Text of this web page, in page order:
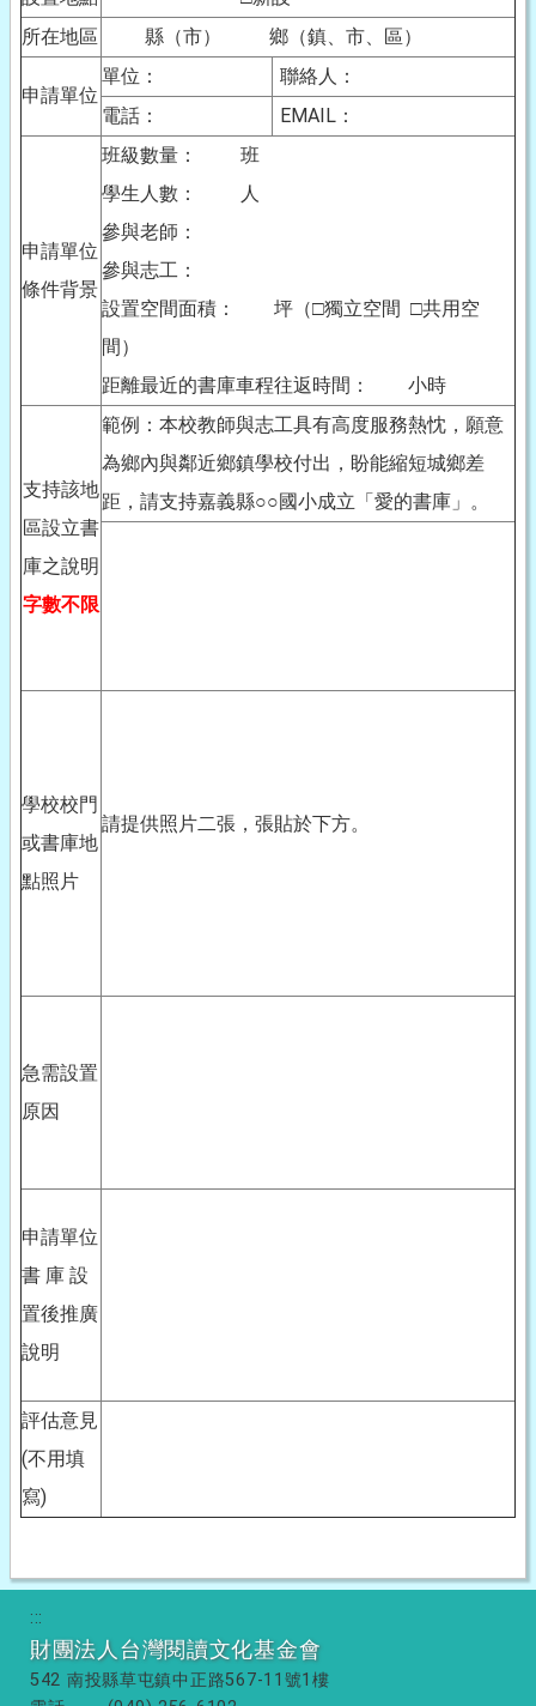
所在地區
縣（市） 鄉（鎮、市、區）
申請單位
單位：
聯絡人：
電話：
EMAIL：
申請單位
條件背景
班級數量： 班
學生人數： 人
參與老師：
參與志工：
設置空間面積： 坪（□獨立空間 □共用空
間）
距離最近的書庫車程往返時間： 小時
支持該地
區設立書
庫之說明
字數不限
範例：本校教師與志工具有高度服務熱忱，願意
為鄉內與鄰近鄉鎮學校付出，盼能縮短城鄉差
距，請支持嘉義縣○○國小成立「愛的書庫」。
學校校門
或書庫地
點照片
請提供照片二張，張貼於下方。
急需設置
原因
申請單位
書 庫 設
置後推廣
說明
評估意見
(不用填
寫)
:::
財團法人台灣閱讀文化基金會
542 南投縣草屯鎮中正路567-11號1樓